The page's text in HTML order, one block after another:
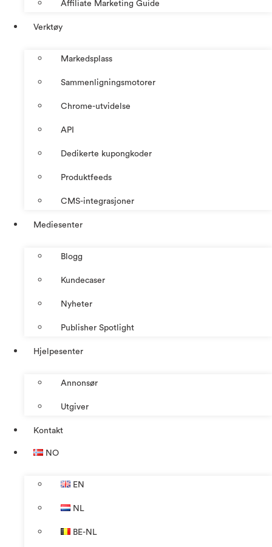
Affiliate Marketing Guide
Verktøy
Markedsplass
Sammenligningsmotorer
Chrome-utvidelse
API
Dedikerte kupongkoder
Produktfeeds
CMS-integrasjoner
Mediesenter
Blogg
Kundecaser
Nyheter
Publisher Spotlight
Hjelpesenter
Annonsør
Utgiver
Kontakt
NO
EN
NL
BE-NL